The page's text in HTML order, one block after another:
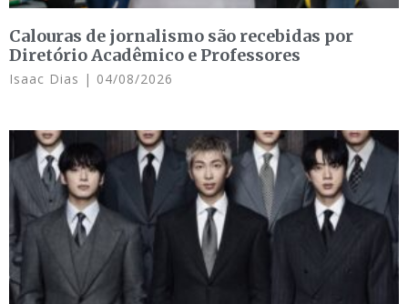
Calouras de jornalismo são recebidas por
Diretório Acadêmico e Professores
Isaac Dias 04/08/2026